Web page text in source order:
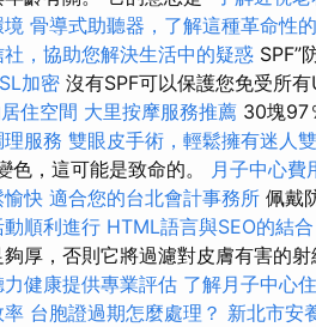
骨導式助聽器，了解這種革命性
社，協助您解決生活中的疑惑 SPF”
加密 沒有SPF可以保護您免受所有
住空間 大里按摩服務推薦 30塊97
服務 雙眼皮手術，輕鬆擁有迷人
色，這可能是致命的。
月子中心費
愉快 適合您的台北會計事務所 佩戴
順利進行 HTML語言與SEO的結合
厚，否則它將過濾對皮膚有害的射
健康提供專業評估 了解月子中心
率 台胞證過期怎麼處理？ 新北市安